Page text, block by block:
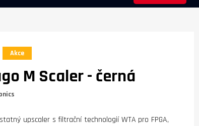
Akce
M Scaler- černá
upscaler s filtrační technologií WTA pro FPGA,